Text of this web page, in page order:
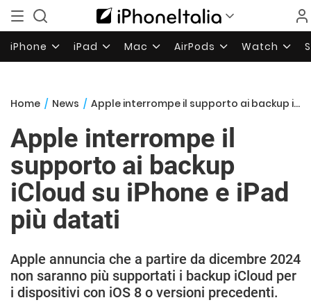
iPhone iPad Mac AirPods Watch
Home / News / Apple interrompe il supporto ai backup iCloud su iPhone e iPad più datati
Apple interrompe il
supporto ai backup
iCloud su iPhone e iPad
più datati
Apple annuncia che a partire da dicembre 2024
non saranno più supportati i backup iCloud per
i dispositivi con iOS 8 o versioni precedenti.